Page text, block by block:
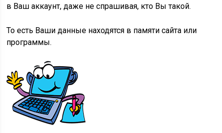
в Ваш аккаунт, даже не спрашивая, кто Вы такой.
То есть Ваши данные находятся в памяти сайта или
программы.